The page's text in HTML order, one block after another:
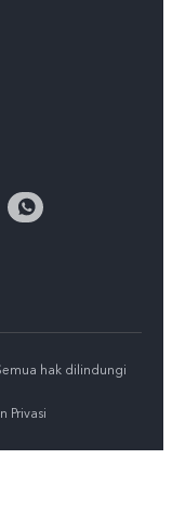
hak dilindungi
Privasi